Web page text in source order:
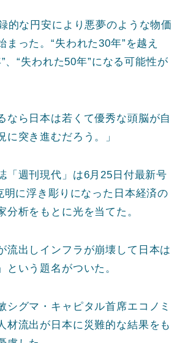
的な円安により悪夢のような物価
まった。“失われた30年”を越え
、“失われた50年”になる可能性が
なら日本は若くて優秀な頭脳が自
に突き進むだろう。」
「週刊現代」は6月25日付最新号
明に浮き彫りになった日本経済の
分析をもとに光を当てた。
流出しインフラが崩壊して日本は
という題名がついた。
シグマ・キャピタル首席エコノミ
材流出が日本に災難的な結果をも